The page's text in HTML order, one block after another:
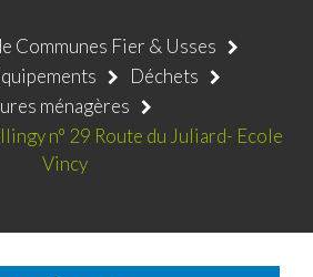
Communes Fier & Usses
Déchets
ménagères
n° 29 Route du Juliard- Ecole
Vincy